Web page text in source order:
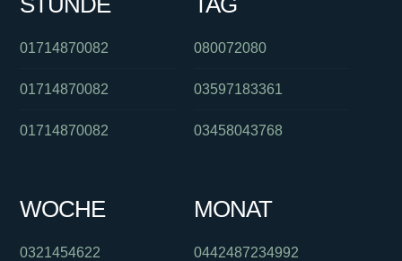
01714870082
01714870082
01714870082
080072080
03597183361
03458043768
WOCHE
0321454622
MONAT
0442487234992